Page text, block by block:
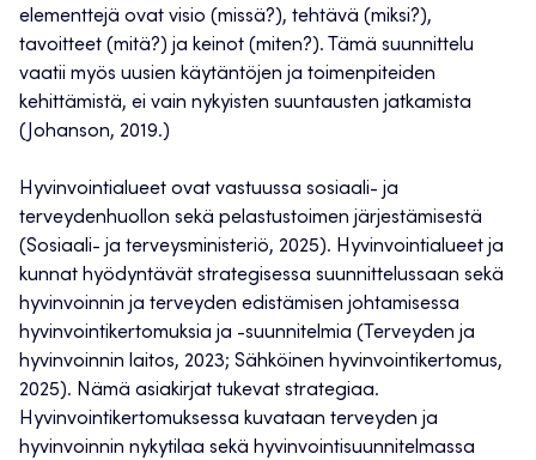
elementtejä ovat visio (missä?), tehtävä (miksi?),
tavoitteet (mitä?) ja keinot (miten?). Tämä suunnittelu
vaatii myös uusien käytäntöjen ja toimenpiteiden
kehittämistä, ei vain nykyisten suuntausten jatkamista
(Johanson, 2019.)
Hyvinvointialueet ovat vastuussa sosiaali- ja
terveydenhuollon sekä pelastustoimen järjestämisestä
(Sosiaali- ja terveysministeriö, 2025). Hyvinvointialueet ja
kunnat hyödyntävät strategisessa suunnittelussaan sekä
hyvinvoinnin ja terveyden edistämisen johtamisessa
hyvinvointikertomuksia ja -suunnitelmia (Terveyden ja
hyvinvoinnin laitos, 2023; Sähköinen hyvinvointikertomus,
2025). Nämä asiakirjat tukevat strategiaa.
Hyvinvointikertomuksessa kuvataan terveyden ja
hyvinvoinnin nykytilaa sekä hyvinvointisuunnitelmassa